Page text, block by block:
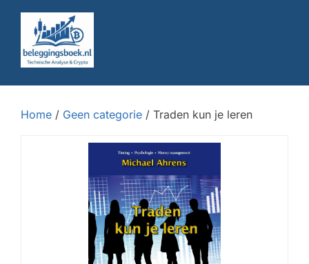
Beleggingsboek.nl
inhoud
Home / Geen categorie / Traden kun je leren